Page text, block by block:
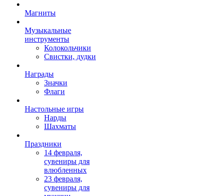
Магниты
Музыкальные
инструменты
Колокольчики
Свистки, дудки
Награды
Значки
Флаги
Настольные игры
Нарды
Шахматы
Праздники
14 февраля,
сувениры для
влюбленных
23 февраля,
сувениры для